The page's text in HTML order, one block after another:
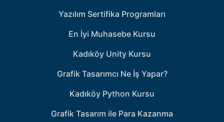
Yazılım Sertifika Programları
En İyi Muhasebe Kursu
Kadıköy Unity Kursu
Grafik Tasarımcı Ne İş Yapar?
Kadıköy Python Kursu
Grafik Tasarım ile Para Kazanma